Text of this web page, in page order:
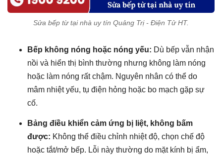
Sửa bếp từ tại nhà uy tín Quảng Trị - Điện Tử HT.
Bếp không nóng hoặc nóng yếu: Dù bếp vẫn nhận
nồi và hiển thị bình thường nhưng không làm nóng
hoặc làm nóng rất chậm. Nguyên nhân có thể do
mâm nhiệt yếu, tụ điện hỏng hoặc bo mạch gặp sự
cố.
Bảng điều khiển cảm ứng bị liệt, không bấm
được: Không thể điều chỉnh nhiệt độ, chọn chế độ
hoặc tắt/mở bếp. Lỗi này thường do mặt kính bị ẩm,